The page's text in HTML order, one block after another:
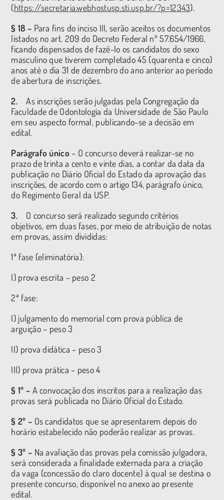
(https://secretaria.webhostusp.sti.usp.br/?p=12343).
§ 18 – Para fins do inciso III, serão aceitos os documentos
listados no art. 209 do Decreto Federal nº 57.654/1966,
ficando dispensados de fazê-lo os candidatos do sexo
masculino que tiverem completado 45 (quarenta e cinco)
anos até o dia 31 de dezembro do ano anterior ao período
de abertura de inscrições.
2.As inscrições serão julgadas pela Congregação da
Faculdade de Odontologia da Universidade de São Paulo
em seu aspecto formal, publicando-se a decisão em
edital.
Parágrafo único – O concurso deverá realizar-se no
prazo de trinta a cento e vinte dias, a contar da data da
publicação no Diário Oficial do Estado da aprovação das
inscrições, de acordo com o artigo 134, parágrafo único,
do Regimento Geral da USP.
3. O concurso será realizado segundo critérios
objetivos, em duas fases, por meio de atribuição de notas
em provas, assim divididas:
1ª fase (eliminatória):
I) prova escrita – peso 2
2ª fase:
I) julgamento do memorial com prova pública de
arguição – peso 3
II) prova didática – peso 3
III) prova prática – peso 4
§ 1º – A convocação dos inscritos para a realização das
provas será publicada no Diário Oficial do Estado.
§ 2º – Os candidatos que se apresentarem depois do
horário estabelecido não poderão realizar as provas.
§ 3º – Na avaliação das provas pela comissão julgadora,
será considerada a finalidade externada para a criação
da vaga (concessão do claro docente) à qual se destina o
presente concurso, disponível no anexo ao presente
edital.